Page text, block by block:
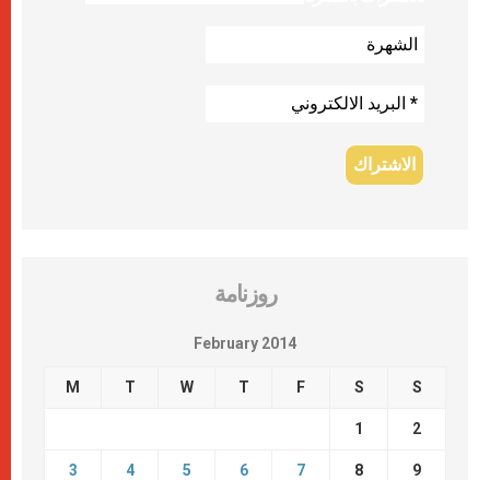
روزنامة
February 2014
M T W T F S S
1 2
3 4 5 6 7 8 9